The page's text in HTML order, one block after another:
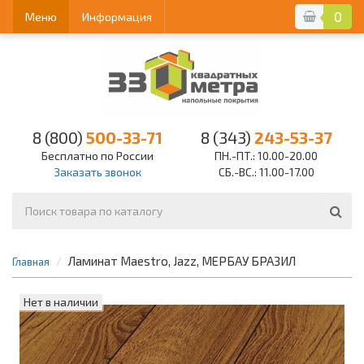
0
Меню Информация
8 (800) 500-33-71
Бесплатно по России
Заказать звонок
8 (343) 243-53-37
ПН.-ПТ.: 10.00-20.00
СБ.-ВС.: 11.00-17.00
Главная Ламинат Maestro, Jazz, МЕРБАУ БРАЗИЛ
Нет в наличии